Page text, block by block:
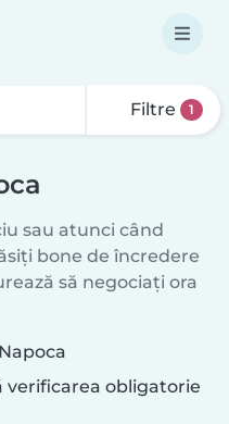
Filtre 1
sau atunci când
bone de încredere
să negociați ora
verificarea obligatorie